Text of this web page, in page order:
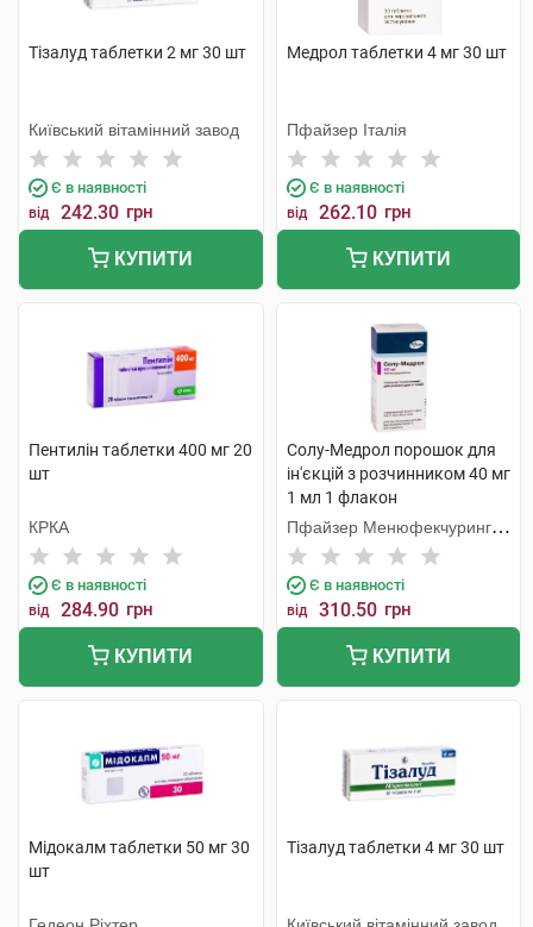
Тізалуд таблетки 2 мг 30 шт
Київський вітамінний завод
Є в наявності
від 242.30 грн
КУПИТИ
Медрол таблетки 4 мг 30 шт
Пфайзер Італія
Є в наявності
від 262.10 грн
КУПИТИ
Пентилін таблетки 400 мг 20
шт
КРКА
Є в наявності
від 284.90 грн
КУПИТИ
Солу-Медрол порошок для
ін'єкцій з розчинником 40 мг
1 мл 1 флакон
Пфайзер Менюфекчуринг
Бельгія
Є в наявності
від 310.50 грн
КУПИТИ
Мідокалм таблетки 50 мг 30
шт
Тізалуд таблетки 4 мг 30 шт